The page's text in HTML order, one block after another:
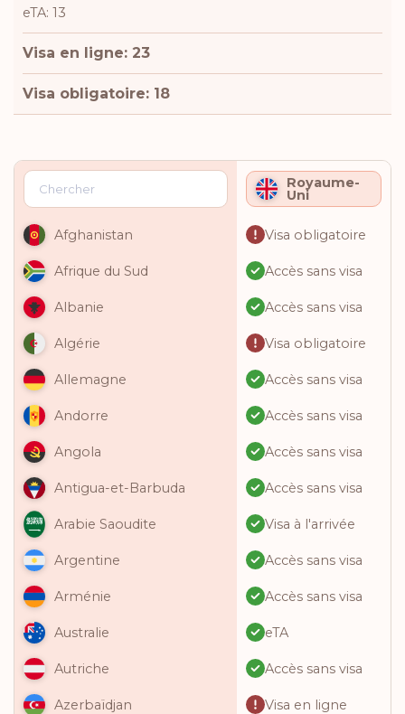
eTA: 13
Visa en ligne: 23
Visa obligatoire: 18
Royaume-
Uni
Afghanistan Visa obligatoire
Afrique du Sud Accès sans visa
Albanie Accès sans visa
Algérie Visa obligatoire
Allemagne Accès sans visa
Andorre Accès sans visa
Angola Accès sans visa
Antigua-et-Barbuda Accès sans visa
Arabie Saoudite Visa à l'arrivée
Argentine Accès sans visa
Arménie Accès sans visa
Australie eTA
Autriche Accès sans visa
Azerbaïdjan Visa en ligne